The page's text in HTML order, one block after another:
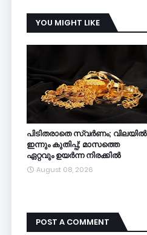
YOU MIGHT LIKE
പിടിതരാതെ സ്വർണം; വിലയിൽ
ഇന്നും കുതിപ്പ്; മാസത്തെ
ഏറ്റവും ഉയർന്ന നിരക്കിൽ
August 08, 2026
POST A COMMENT